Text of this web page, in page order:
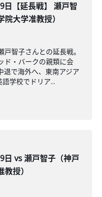
日【延長戦】 瀬戸智
大学准教授）
智子さんとの延長戦。
ド・バークの親類に会
退で海外へ、東南アジア
学校でドリア...
日 vs 瀬戸智子（神戸
授）